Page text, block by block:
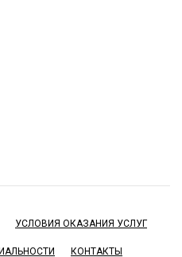
УСЛОВИЯ ОКАЗАНИЯ УСЛУГ
КОНТАКТЫ